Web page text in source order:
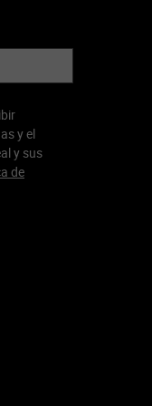
y el
y sus
de